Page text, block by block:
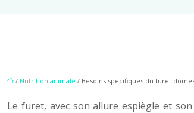
/ Nutrition animale / Besoins spécifiques du furet
Le furet, avec son allure espiègle et